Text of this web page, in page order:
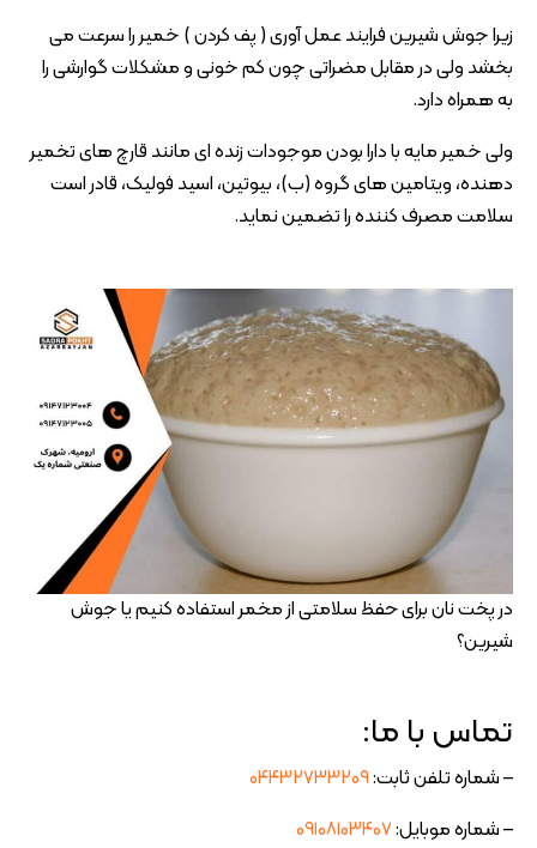
زیرا جوش شیرین فرایند عمل آوری ( پف کردن ) خمیر را سرعت می
بخشد ولی در مقابل مضراتی چون کم خونی و مشکلات گوارشی را
به همراه دارد.
ولی خمیر مایه با دارا بودن موجودات زنده ای مانند قارچ های تخمیر
دهنده، ویتامین های گروه (ب)، بیوتین، اسید فولیک، قادر است
سلامت مصرف کننده را تضمین نماید.
در پخت نان برای حفظ سلامتی از مخمر استفاده کنیم یا جوش
شیرین؟
تماس با ما:
– شماره تلفن ثابت:۰۴۴۳۲۷۳۳۲۰۹
– شماره موبایل:۰۹۱۰۸۱۰۳۴۰۷